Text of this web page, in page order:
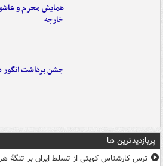
همایش محرم و
خارجه
جشن برداشت انگور
پربازدیدترین ها
ترس کارشناس کویتی از تسلط ایران بر تنگۀ